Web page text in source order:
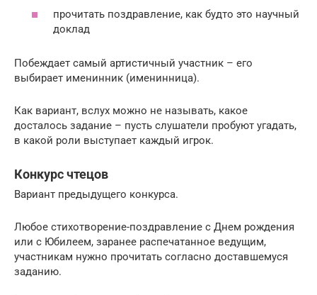
прочитать поздравление, как будто это научный
доклад
Побеждает самый артистичный участник – его
выбирает именинник (именинница).
Как вариант, вслух можно не называть, какое
досталось задание – пусть слушатели пробуют угадать,
в какой роли выступает каждый игрок.
Конкурс чтецов
Вариант предыдущего конкурса.
Любое стихотворение-поздравление с Днем рождения
или с Юбилеем, заранее распечатанное ведущим,
участникам нужно прочитать согласно доставшемуся
заданию.